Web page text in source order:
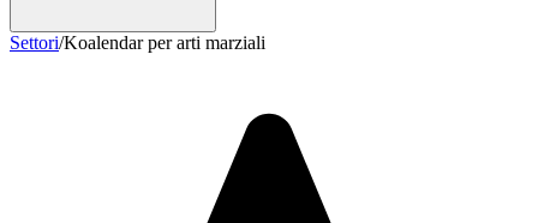
Settori/Koalendar per arti marziali